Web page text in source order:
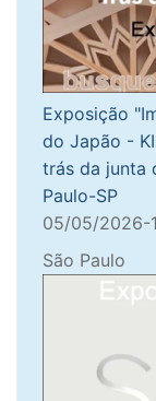
Exposição
do Japão -
trás da junta
Paulo-SP
05/05/2026-
São Paulo